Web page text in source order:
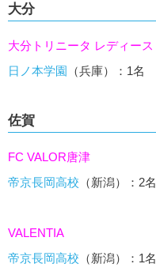
大分
大分トリニータ レディース
日ノ本学園 （兵庫）：1名
佐賀
FC VALOR唐津
帝京長岡高校 （新潟）：2名
VALENTIA
帝京長岡高校 （新潟）：1名